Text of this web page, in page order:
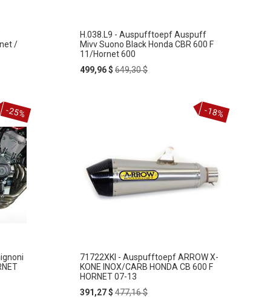
/
H.038.L9 - Auspufftoepf Auspuff
Mivv Suono Black Honda CBR 600 F
11/Hornet 600
Special
499,96 $ Regular
649,30 $
-25%
71722XKI - Auspufftoepf ARROW X-
KONE INOX/CARB HONDA CB 600 F
HORNET 07-13
Special
391,27 $ Regular
477,16 $
-18%